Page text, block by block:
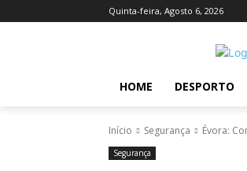
Quinta-feira, Agosto 6, 2026
HOME DESPORTO
Início Segurança Évora:
Segurança